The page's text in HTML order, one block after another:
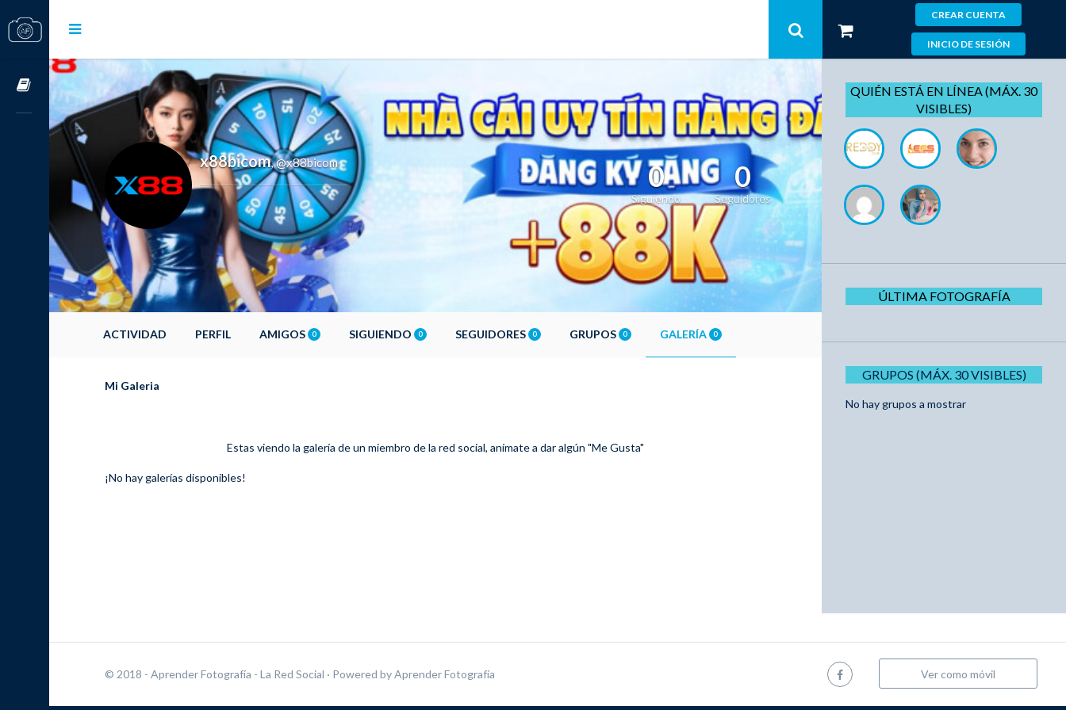
CREAR CUENTA
INICIO DE SESIÓN
Cursos OnLine
x88bicom,@x88bicom 0
Siguiendo
0
Seguidores
ACTIVIDAD PERFIL AMIGOS 0 SIGUIENDO 0 SEGUIDORES 0 GRUPOS 0 GALERÍA 0
Mi Galeria
Estas viendo la galería de un miembro de la red social, anímate a dar algún "Me Gusta"
¡No hay galerías disponibles!
QUIÉN ESTÁ EN LÍNEA (MÁX. 30
VISIBLES)
ÚLTIMA FOTOGRAFÍA
GRUPOS (MÁX. 30 VISIBLES)
No hay grupos a mostrar
© 2018 - Aprender Fotografía - La Red Social · Powered byAprender Fotografía